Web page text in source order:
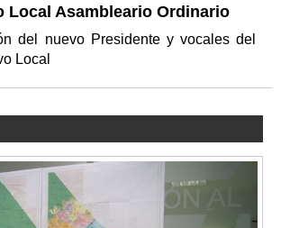
Local Asambleario Ordinario
del nuevo Presidente y vocales del
Local